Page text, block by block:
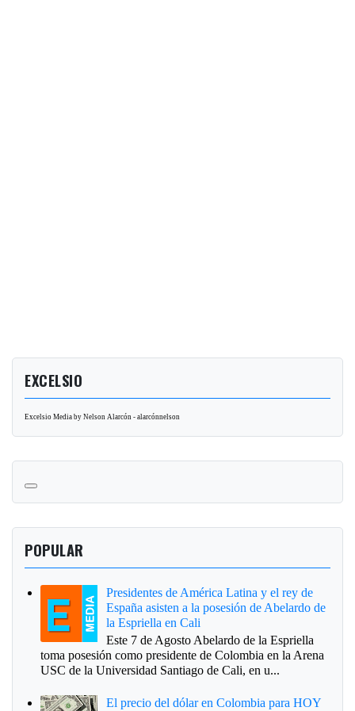
EXCELSIO
Excelsio Media by Nelson Alarcón - alarcónnelson
POPULAR
Presidentes de América Latina y el rey de
España asisten a la posesión de Abelardo de
la Espriella en Cali
Este 7 de Agosto Abelardo de la Espriella
toma posesión como presidente de Colombia en la Arena
USC de la Universidad Santiago de Cali, en u...
El precio del dólar en Colombia para HOY